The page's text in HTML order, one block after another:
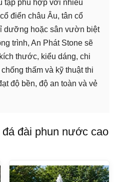
tập phù hợp với nhiều
điển châu Âu, tân cổ
dưỡng hoặc sân vườn biệt
trình, An Phát Stone sẽ
thước, kiểu dáng, chi
thấm và kỹ thuật thi
độ bền, độ an toàn và vẻ
đài phun nước cao